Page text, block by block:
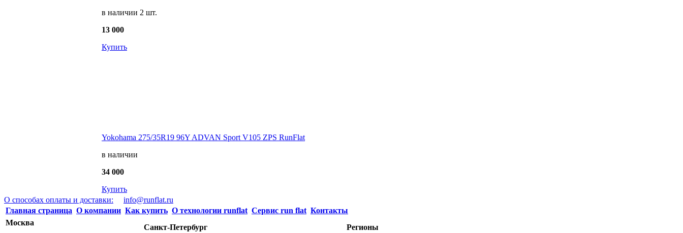
в наличии 2 шт.
13 000
Купить
Yokohama 275/35R19 96Y ADVAN Sport V105 ZPS RunFlat
в наличии
34 000
Купить
О способах оплаты и доставки:
info@runflat.ru
Главная страница О компании Как купить О технологии runflat Сервис run flat Контакты
Москва
Санкт-Петербург Регионы